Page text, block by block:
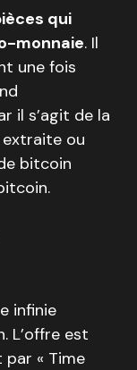
qui
monnaie. Il
une fois
il s’agit de la
ou
bitcoin
infinie
L’offre est
par « Time